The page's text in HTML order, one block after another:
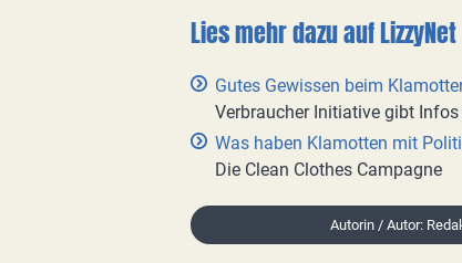
Lies mehr dazu auf LizzyNet
Gutes Gewissen beim
Verbraucher Initiative gibt
Was haben Klamotten mit
Die Clean Clothes Campagne
Autorin / Autor: